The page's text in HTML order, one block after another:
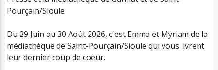
Pourçain/Sioule
Du 29 Juin au 30 Août 2026, c'est Emma et Myriam de la
médiathèque de Saint-Pourçain/Sioule qui vous livrent
leur dernier coup de coeur.